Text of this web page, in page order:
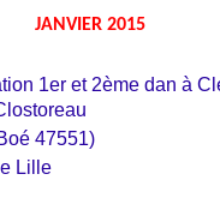
JANVIER 2015
1er et 2ème dan à
47551)
Lille